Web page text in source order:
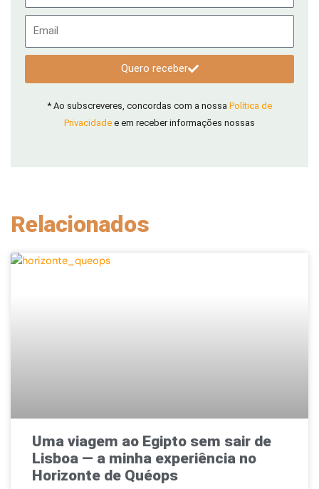
Quero receber
* Ao subscreveres, concordas com a nossa Política de
Privacidade e em receber informações nossas
Relacionados
Uma viagem ao Egipto sem sair de
Lisboa — a minha experiência no
Horizonte de Quéops